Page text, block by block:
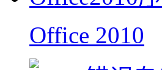
Office 2010